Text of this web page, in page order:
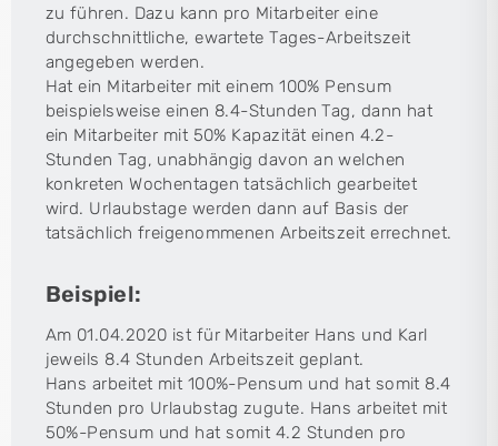
zu führen. Dazu kann pro Mitarbeiter eine
durchschnittliche, ewartete Tages-Arbeitszeit
angegeben werden.
Hat ein Mitarbeiter mit einem 100% Pensum
beispielsweise einen 8.4-Stunden Tag, dann hat
ein Mitarbeiter mit 50% Kapazität einen 4.2-
Stunden Tag, unabhängig davon an welchen
konkreten Wochentagen tatsächlich gearbeitet
wird. Urlaubstage werden dann auf Basis der
tatsächlich freigenommenen Arbeitszeit errechnet.
Beispiel:
Am 01.04.2020 ist für Mitarbeiter Hans und Karl
jeweils 8.4 Stunden Arbeitszeit geplant.
Hans arbeitet mit 100%-Pensum und hat somit 8.4
Stunden pro Urlaubstag zugute. Hans arbeitet mit
50%-Pensum und hat somit 4.2 Stunden pro